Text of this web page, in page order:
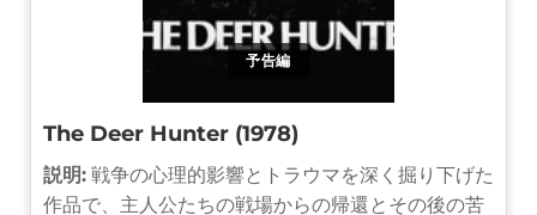
予告編
The Deer Hunter (1978)
説明: 戦争の心理的影響とトラウマを深く掘り下げた
作品で、主人公たちの戦場からの帰還とその後の苦